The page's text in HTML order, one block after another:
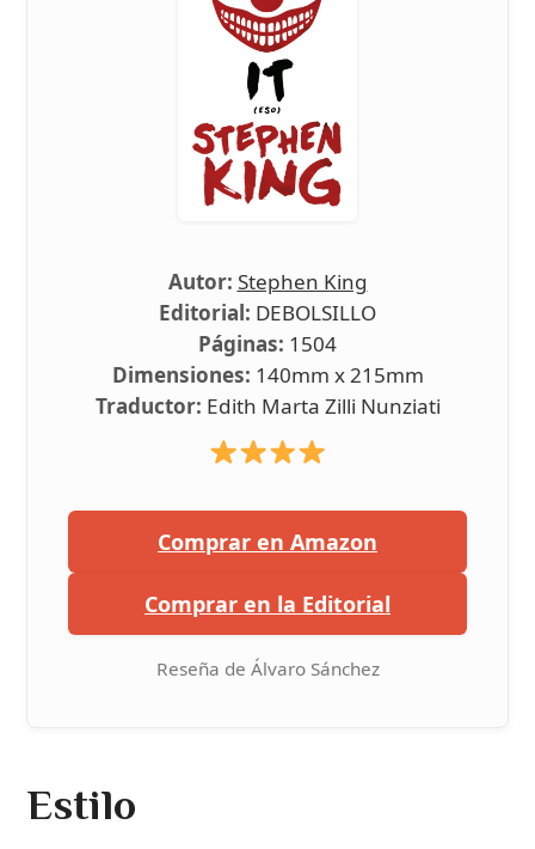
Autor: Stephen King
Editorial: DEBOLSILLO
Páginas: 1504
Dimensiones: 140mm x 215mm
Traductor: Edith Marta Zilli Nunziati
Comprar en Amazon
Comprar en la Editorial
Reseña de Álvaro Sánchez
Estilo